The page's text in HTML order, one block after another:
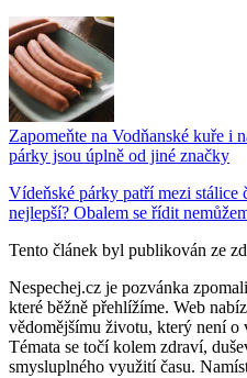
Zapomeňte na Vodňanské kuře i
párky jsou úplně od jiné značky
Vídeňské párky patří mezi stálice
nejlepší? Obalem se řídit
Tento článek byl publikován ze
Nespechej.cz je pozvánka
které běžně přehlížíme. Web
vědomějšímu životu, který není o
Témata se točí kolem zdraví,
smysluplného využití času.